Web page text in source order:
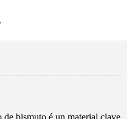
de bismuto é un material clave